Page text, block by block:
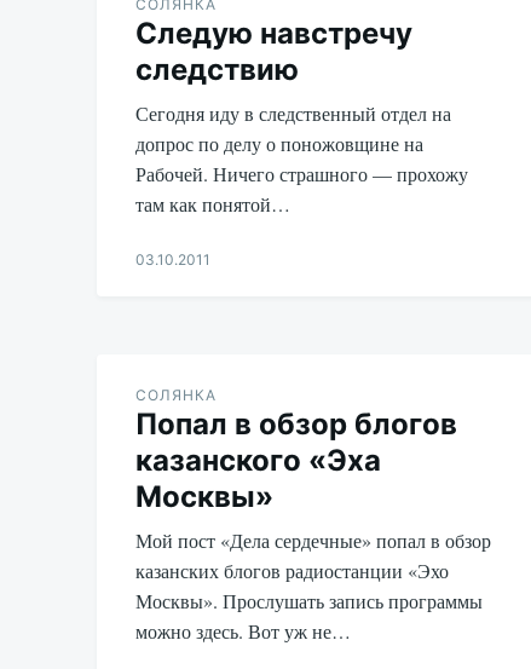
СОЛЯНКА
Следую навстречу
следствию
Сегодня иду в следственный отдел на
допрос по делу о поножовщине на
Рабочей. Ничего страшного — прохожу
там как понятой…
03.10.2011
СОЛЯНКА
Попал в обзор блогов
казанского «Эха
Москвы»
Мой пост «Дела сердечные» попал в обзор
казанских блогов радиостанции «Эхо
Москвы». Прослушать запись программы
можно здесь. Вот уж не…